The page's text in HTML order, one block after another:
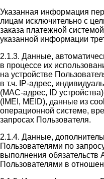
Указанная информация
лицам исключительно с
заказа платежной
указанной информации
2.1.3. Данные,
в процессе их
на устройстве
в т.ч. IP-адрес,
(MAC-адрес, ID
(IMEI, MEID), данные из
операционной системе,
запросах Пользователя.
2.1.4. Данные,
Пользователями по
выполнения обязательств
Пользователями в